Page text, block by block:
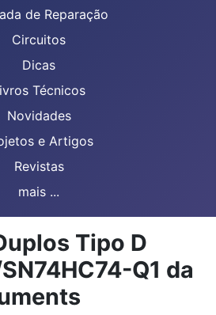
de Reparação
Circuitos
Dicas
Técnicos
Novidades
e Artigos
Revistas
mais ...
Tipo D
Q1 da